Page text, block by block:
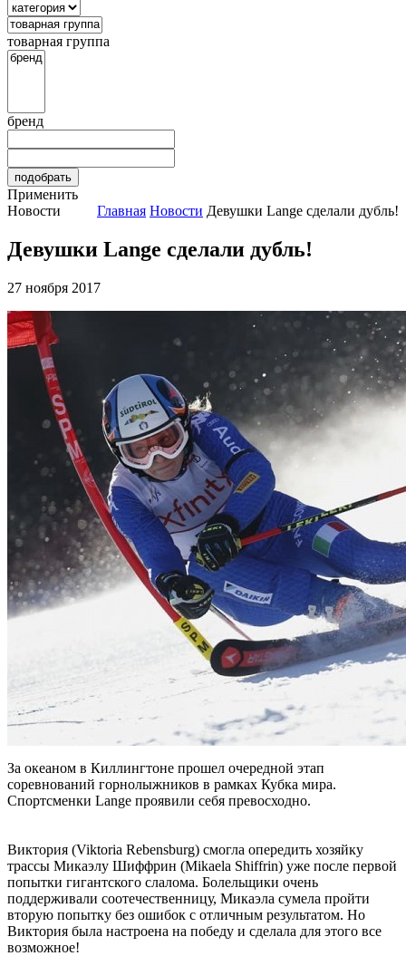
товарная группа
бренд
Применить
Новости
Главная Новости Девушки Lange сделали дубль!
Девушки Lange сделали дубль!
27 ноября 2017
За океаном в Киллингтоне прошел очередной этап
соревнований горнолыжников в рамках Кубка мира.
Спортсменки Lange проявили себя превосходно.
Виктория (Viktoria Rebensburg) смогла опередить хозяйку
трассы Микаэлу Шиффрин (Mikaela Shiffrin) уже после первой
попытки гигантского слалома. Болельщики очень
поддерживали соотечественницу, Микаэла сумела пройти
вторую попытку без ошибок с отличным результатом. Но
Виктория была настроена на победу и сделала для этого все
возможное!